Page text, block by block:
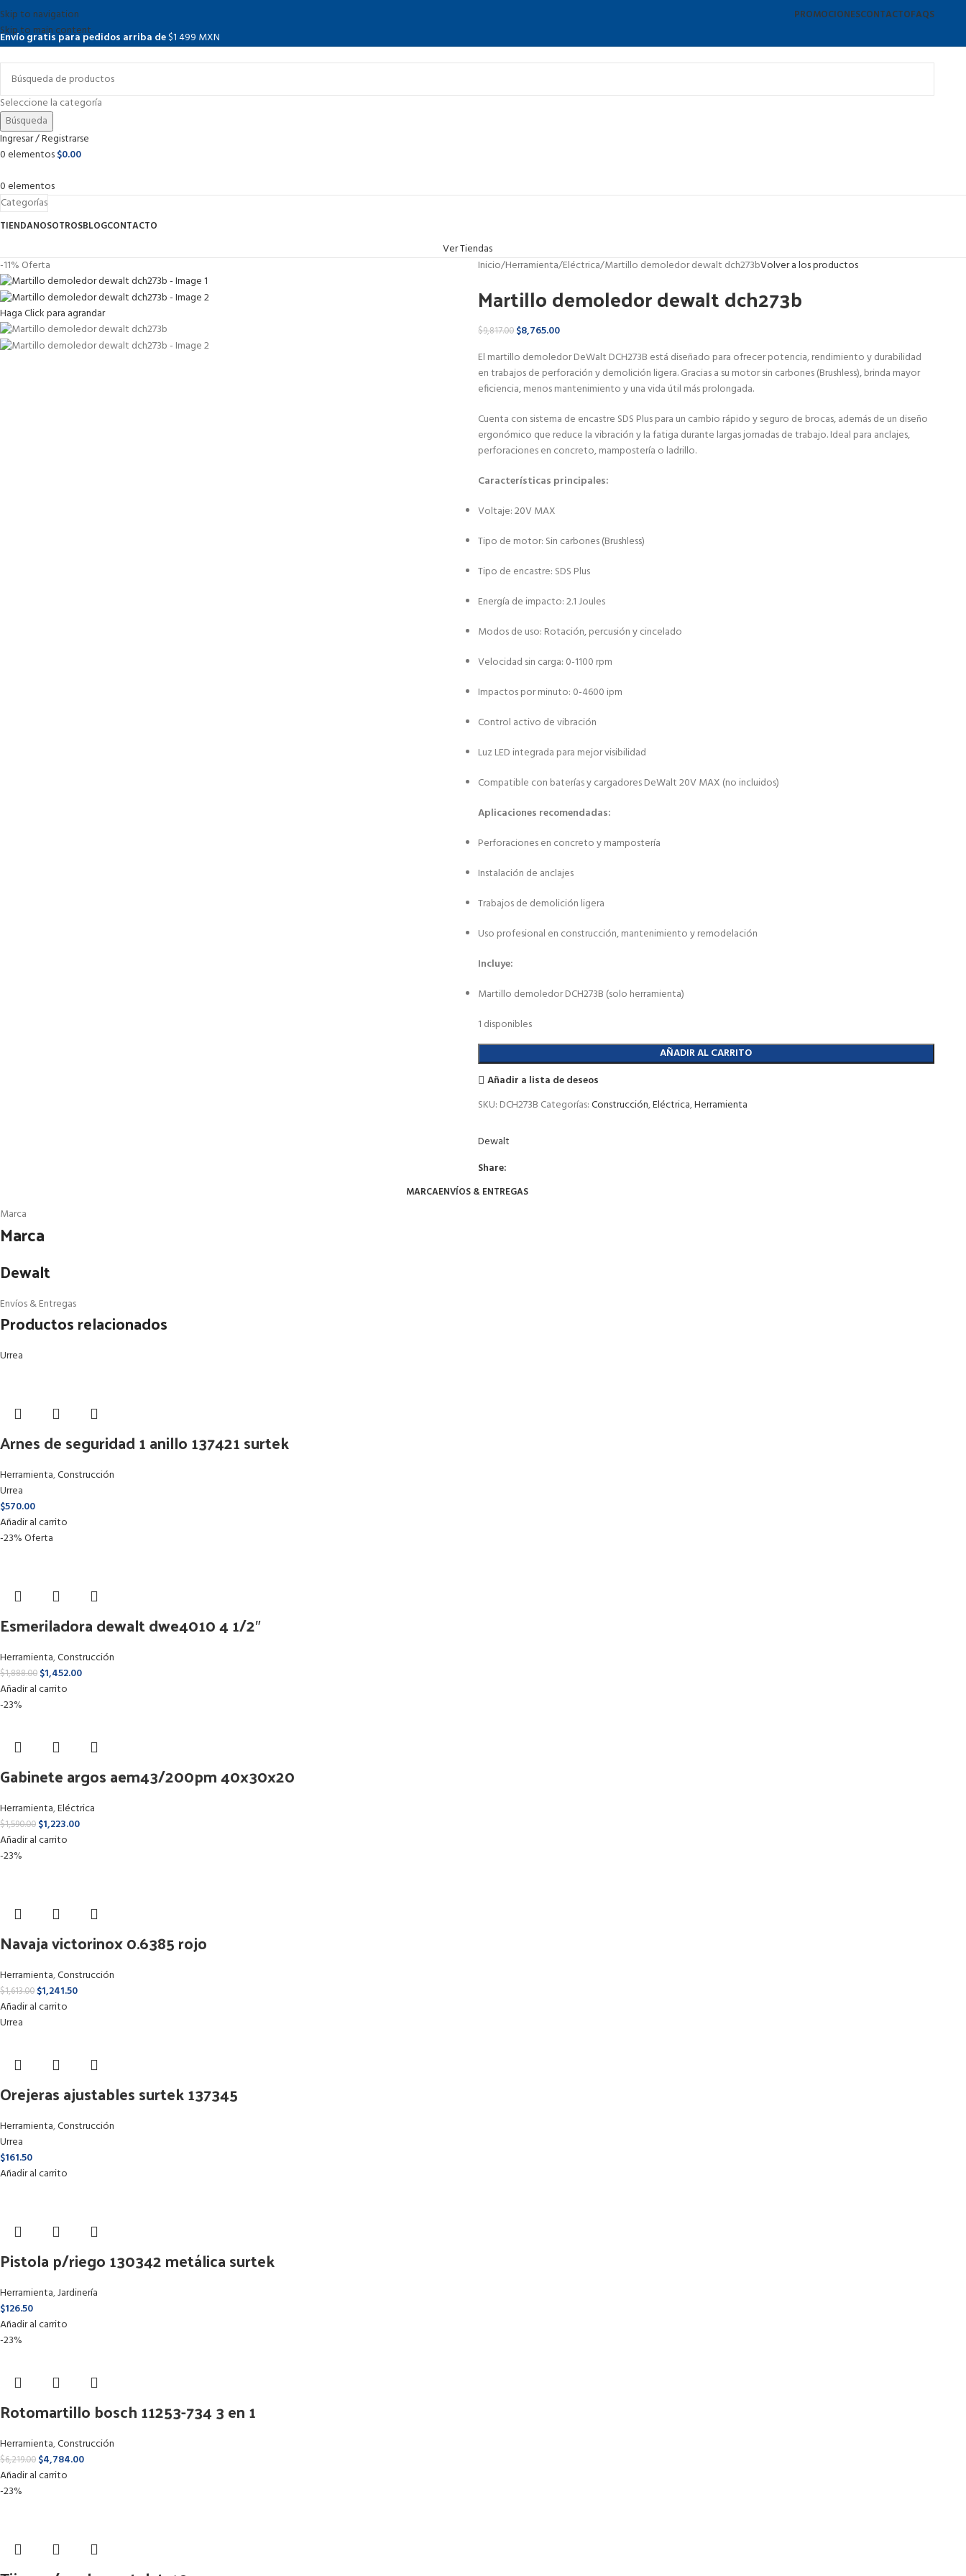
Skip to navigation
Skip to main content
PROMOCIONESCONTACTOFAQS
Envío gratis para pedidos arriba de$1 499 MXN
Seleccione la categoría
Búsqueda
Ingresar / Registrarse
0elementos$0.00
0elementos
Categorías
TIENDANOSOTROSBLOGCONTACTO
Ver Tiendas
-11% Oferta
Haga Click para agrandar
Inicio Herramienta Eléctrica Martillo demoledor dewalt dch273bVolver a los productos
Martillo demoledor dewalt dch273b
$9,817.00 $8,765.00
El martillo demoledor DeWalt DCH273B está diseñado para ofrecer potencia, rendimiento y durabilidad
en trabajos de perforación y demolición ligera. Gracias a su motor sin carbones (Brushless), brinda mayor
eficiencia, menos mantenimiento y una vida útil más prolongada.
Cuenta con sistema de encastre SDS Plus para un cambio rápido y seguro de brocas, además de un diseño
ergonómico que reduce la vibración y la fatiga durante largas jornadas de trabajo. Ideal para anclajes,
perforaciones en concreto, mampostería o ladrillo.
Características principales:
Voltaje: 20V MAX
Tipo de motor: Sin carbones (Brushless)
Tipo de encastre: SDS Plus
Energía de impacto: 2.1 Joules
Modos de uso: Rotación, percusión y cincelado
Velocidad sin carga: 0-1100 rpm
Impactos por minuto: 0-4600 ipm
Control activo de vibración
Luz LED integrada para mejor visibilidad
Compatible con baterías y cargadores DeWalt 20V MAX (no incluidos)
Aplicaciones recomendadas:
Perforaciones en concreto y mampostería
Instalación de anclajes
Trabajos de demolición ligera
Uso profesional en construcción, mantenimiento y remodelación
Incluye:
Martillo demoledor DCH273B (solo herramienta)
1 disponibles
AÑADIR AL CARRITO
Añadir a lista de deseos
SKU: DCH273B Categorías:Construcción,Eléctrica,Herramienta
Dewalt
Share:
MARCAENVÍOS & ENTREGAS
Marca
Marca
Dewalt
Envíos & Entregas
Productos relacionados
Urrea
Arnes de seguridad 1 anillo 137421 surtek
Herramienta,Construcción
Urrea
$570.00
Añadir al carrito
-23%Oferta
Esmeriladora dewalt dwe4010 4 1/2″
Herramienta,Construcción
$1,888.00 $1,452.00
Añadir al carrito
-23%
Gabinete argos aem43/200pm 40x30x20
Herramienta,Eléctrica
$1,590.00 $1,223.00
Añadir al carrito
-23%
Navaja victorinox 0.6385 rojo
Herramienta,Construcción
$1,613.00 $1,241.50
Añadir al carrito
Urrea
Orejeras ajustables surtek 137345
Herramienta,Construcción
Urrea
$161.50
Añadir al carrito
Pistola p/riego 130342 metálica surtek
Herramienta,Jardinería
$126.50
Añadir al carrito
-23%
Rotomartillo bosch 11253-734 3 en 1
Herramienta,Construcción
$6,219.00 $4,784.00
Añadir al carrito
-23%